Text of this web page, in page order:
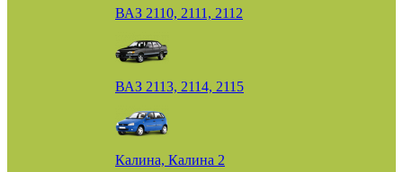
ВАЗ 2110, 2111, 2112
ВАЗ 2113, 2114, 2115
Калина, Калина 2